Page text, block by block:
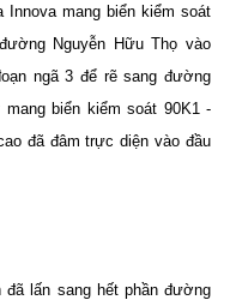
mang biển kiểm soát
Nguyễn Hữu Thọ vào
ngã 3 để rẽ sang đường
biển kiểm soát 90K1 -
đã đâm trực diện vào đầu
lấn sang hết phần đường